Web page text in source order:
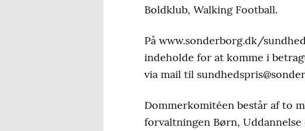
Boldklub, Walking Football.
På www.sonderborg.dk/
indeholde for at komme i
via mail til
Dommerkomitéen består af to
forvaltningen Børn,